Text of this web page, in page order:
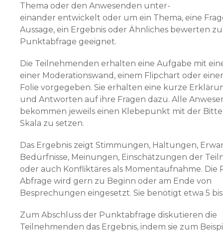
Thema oder den Anwesenden unter­
einander entwickelt oder um ein Thema, eine
Aussage, ein Ergebnis oder Ähnliches bewerten zu
Punktabfrage geeignet.
Die Teilnehmenden erhalten eine Aufgabe mit
einer Moderationswand, einem Flipchart oder
Folie vorgegeben. Sie erhalten eine kurze
und Antworten auf ihre Fragen dazu. Alle
bekommen jeweils einen Klebepunkt mit der
Skala zu setzen.
Das Ergebnis zeigt Stimmungen, Haltungen,
Bedürfnisse, Meinungen, Einschätzungen der
oder auch Konfliktäres als Momentaufnahme. Die
Abfrage wird gern zu Beginn oder am Ende von
Besprechungen einge­setzt. Sie benötigt etwa 5
Zum Abschluss der Punktabfrage diskutieren die
Teilnehmenden das Ergebnis, indem sie zum